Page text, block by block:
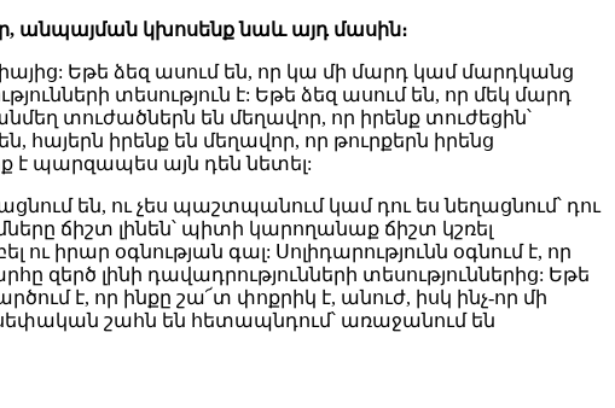
, անպայման կխոսենքնաև այդ մասին։
Եթե ձեզ ասում են, որ կա մի մարդ կամ մարդկանց
տեսություն է: Եթե ձեզ ասում են, որ մեկ մարդ
տուժածներն են մեղավոր, որ իրենք տուժեցին՝
իրենք են մեղավոր, որ թուրքերն իրենց
է պարզապես այն դեն նետել:
են, ու չես պաշտպանում կամ դու ես նեղացնում՝ դու
ճիշտ լինեն՝ պիտի կարողանաք ճիշտ կշռել
իրար օգնության գալ: Սոլիդարությունն օգնում է, որ
զերծ լինի դավադրությունների տեսություններից: Եթե
է, որ ինքը շա՜տ փոքրիկ է, անուժ, իսկ ինչ-որ մի
սեփական շահն են հետապնդում՝ առաջանում են